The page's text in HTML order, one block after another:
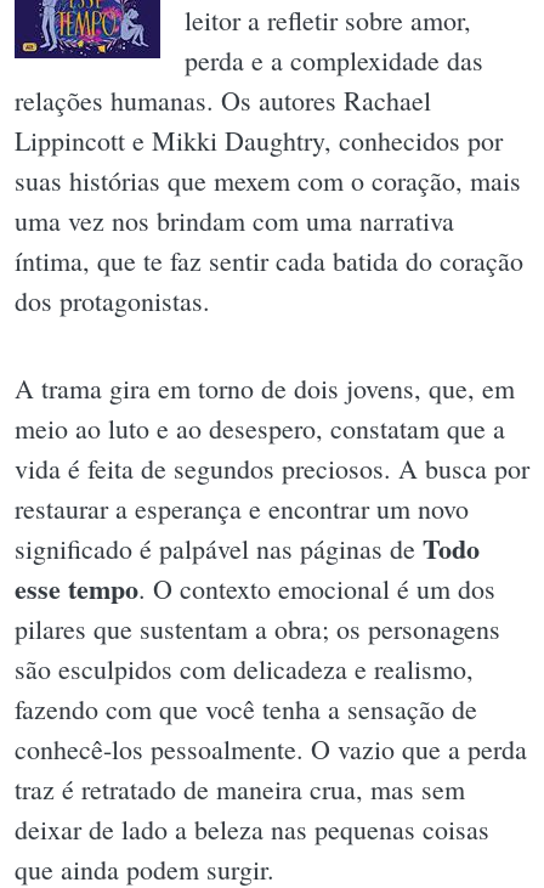
leitor a refletir sobre amor,
perda e a complexidade das
relações humanas. Os autores Rachael
Lippincott e Mikki Daughtry, conhecidos por
suas histórias que mexem com o coração, mais
uma vez nos brindam com uma narrativa
íntima, que te faz sentir cada batida do coração
dos protagonistas.
A trama gira em torno de dois jovens, que, em
meio ao luto e ao desespero, constatam que a
vida é feita de segundos preciosos. A busca por
restaurar a esperança e encontrar um novo
significado é palpável nas páginas de Todo
esse tempo. O contexto emocional é um dos
pilares que sustentam a obra; os personagens
são esculpidos com delicadeza e realismo,
fazendo com que você tenha a sensação de
conhecê-los pessoalmente. O vazio que a perda
traz é retratado de maneira crua, mas sem
deixar de lado a beleza nas pequenas coisas
que ainda podem surgir.